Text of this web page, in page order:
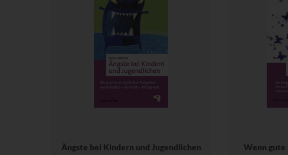
Ängste bei Kindern und Jugendlichen
Wenn